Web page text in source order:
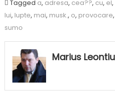
Tagged a, adresa, cea??, cu, el,
lui, lupte, mai, musk., o, provocare,
sumo
Marius